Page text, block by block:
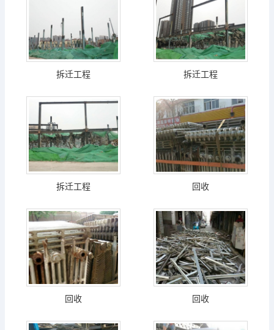
拆迁工程 拆迁工程
拆迁工程 回收
回收 回收